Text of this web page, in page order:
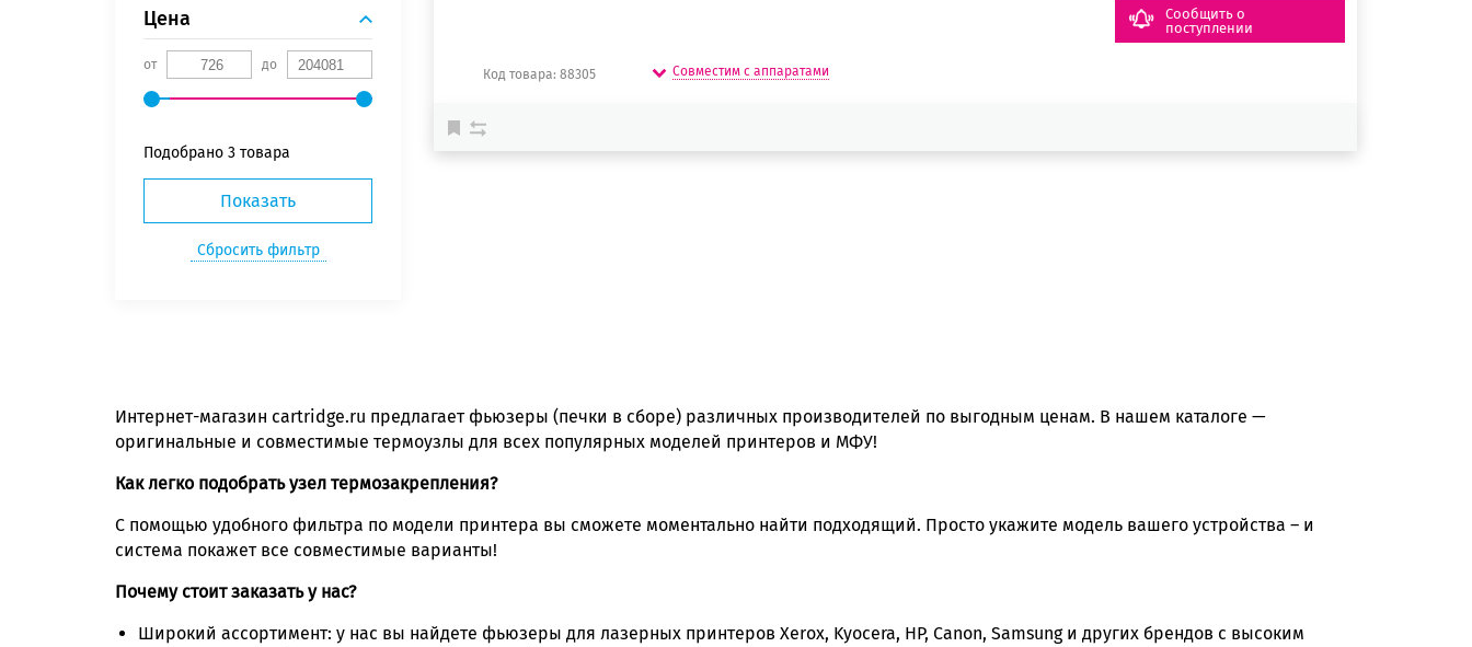
Цена
от до
Подобрано 3 товара
Код товара: 88305 Совместим с аппаратами
Сообщить о
поступлении
Интернет-магазин cartridge.ru предлагает фьюзеры (печки в сборе) различных производителей по выгодным ценам. В нашем каталоге —
оригинальные и совместимые термоузлы для всех популярных моделей принтеров и МФУ!
Как легко подобрать узел термозакрепления?
С помощью удобного фильтра по модели принтера вы сможете моментально найти подходящий. Просто укажите модель вашего устройства – и
система покажет все совместимые варианты!
Почему стоит заказать у нас?
Широкий ассортимент: у нас вы найдете фьюзеры для лазерных принтеров Xerox, Kyocera, HP, Canon, Samsung и других брендов с высоким